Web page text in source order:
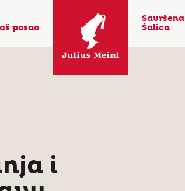
posao
Savršena
Šalica
i